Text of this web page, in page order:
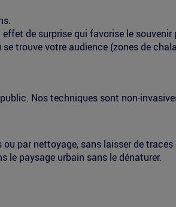
de surprise qui favorise le
trouve votre audience (zones de
Nos techniques sont non-
par nettoyage, sans laisser de traces
le paysage urbain sans le dénaturer.